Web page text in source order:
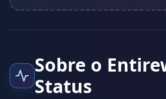
Sobre o
Status